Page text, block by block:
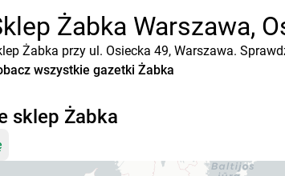
Żabka Warszawa,
Żabka przy ul. Osiecka 49, Warszawa.
wszystkie gazetki Żabka
sklep Żabka